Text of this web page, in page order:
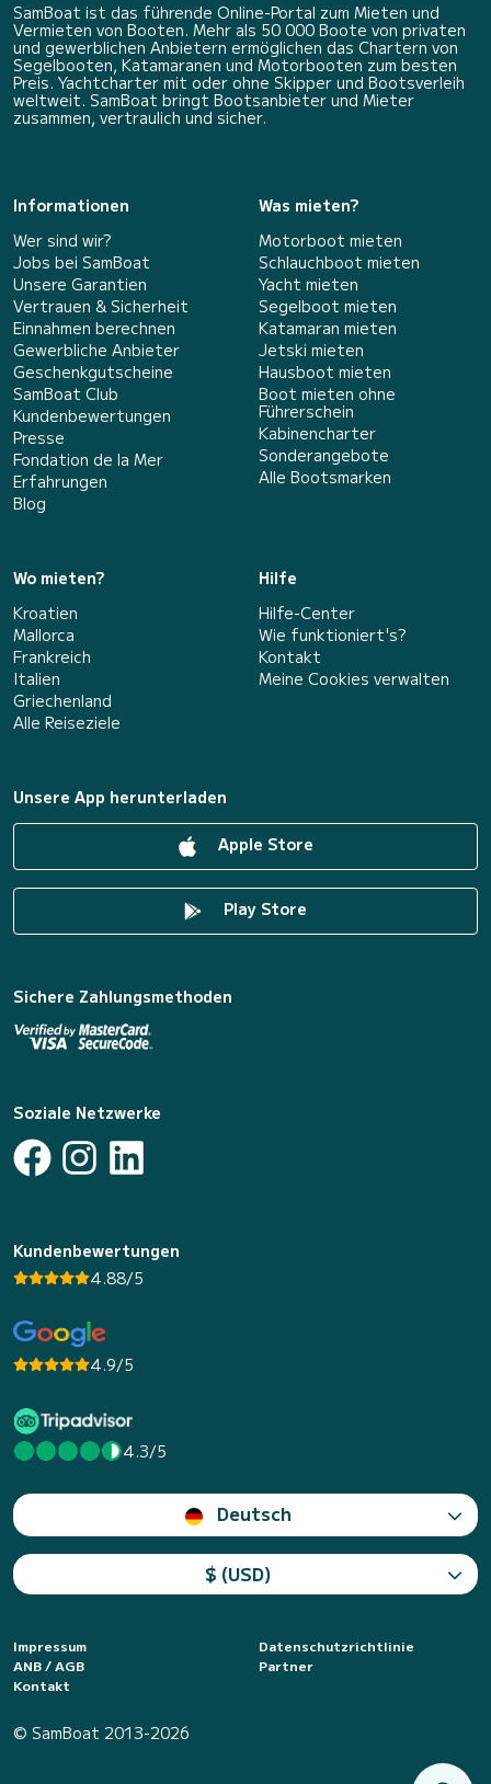
SamBoat ist das führende Online-Portal zum Mieten und
Vermieten von Booten. Mehr als 50 000 Boote von privaten
und gewerblichen Anbietern ermöglichen das Chartern von
Segelbooten, Katamaranen und Motorbooten zum besten
Preis. Yachtcharter mit oder ohne Skipper und Bootsverleih
weltweit. SamBoat bringt Bootsanbieter und Mieter
zusammen, vertraulich und sicher.
Informationen
Wer sind wir?
Jobs bei SamBoat
Unsere Garantien
Vertrauen & Sicherheit
Einnahmen berechnen
Gewerbliche Anbieter
Geschenkgutscheine
SamBoat Club
Kundenbewertungen
Presse
Fondation de la Mer
Erfahrungen
Blog
Was mieten?
Motorboot mieten
Schlauchboot mieten
Yacht mieten
Segelboot mieten
Katamaran mieten
Jetski mieten
Hausboot mieten
Boot mieten ohne
Führerschein
Kabinencharter
Sonderangebote
Alle Bootsmarken
Wo mieten?
Kroatien
Mallorca
Frankreich
Italien
Griechenland
Alle Reiseziele
Hilfe
Hilfe-Center
Wie funktioniert's?
Kontakt
Meine Cookies verwalten
Unsere App herunterladen
Apple Store
Play Store
Sichere Zahlungsmethoden
Soziale Netzwerke
Kundenbewertungen
4.88/5
4.9/5
4.3/5
Deutsch
$ (USD)
Impressum
Datenschutzrichtlinie
ANB / AGB
Partner
Kontakt
© SamBoat 2013-2026